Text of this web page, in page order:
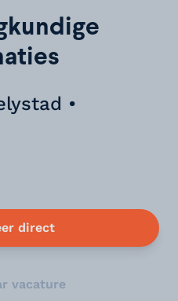
•
direct
vacature